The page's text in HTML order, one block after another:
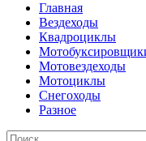
Главная
Вездеходы
Квадроциклы
Мотовездеходы
Мотоциклы
Снегоходы
Разное
Найти: